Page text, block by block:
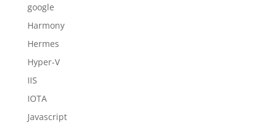
google
Harmony
Hermes
Hyper-V
IIS
IOTA
Javascript